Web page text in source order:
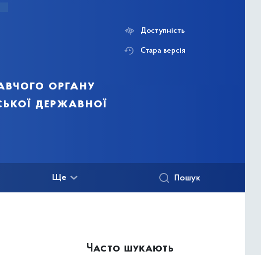
органу
державної
Доступність
Стара версія
Ще Пошук
Часто шукають